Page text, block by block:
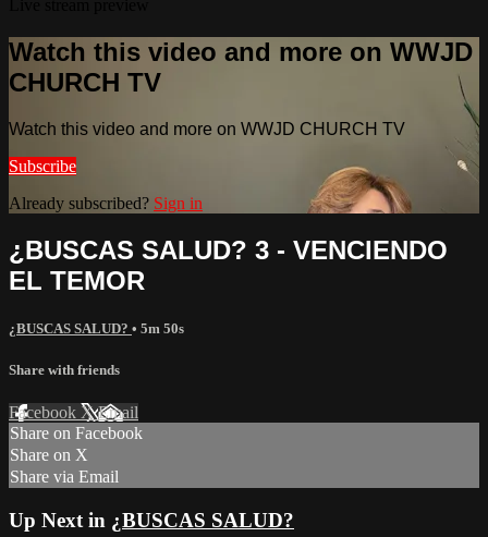
Watch this video and more on WWJD
CHURCH TV
Watch this video and more on WWJD CHURCH TV
Subscribe
Already subscribed? Sign in
¿BUSCAS SALUD? 3 - VENCIENDO
EL TEMOR
¿BUSCAS SALUD? • 5m 50s
Share with friends
Facebook XEmail
Share on Facebook
Share on X
Share via Email
Up Next in ¿BUSCAS SALUD?